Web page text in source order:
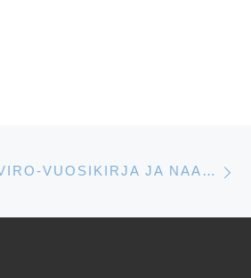
JULKAISUJA: PRO ESTONIA, VIRO-VUOSIKIRJA JA NAAPURIMME VIRO